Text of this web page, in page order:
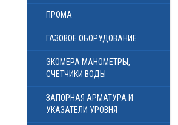
ПРОМА
ГАЗОВОЕ ОБОРУДОВАНИЕ
ЭКОМЕРА МАНОМЕТРЫ,
СЧЕТЧИКИ ВОДЫ
ЗАПОРНАЯ АРМАТУРА И
УКАЗАТЕЛИ УРОВНЯ